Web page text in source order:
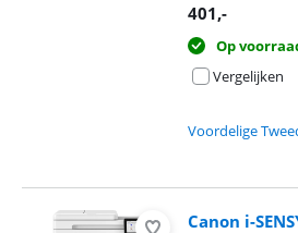
401,-
Op
Vergelijken
Voordelige
Canon i-